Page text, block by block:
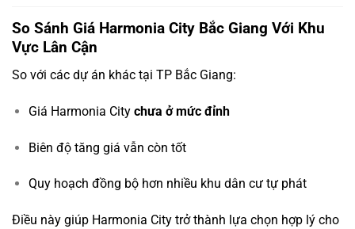
So Sánh Giá Harmonia City Bắc Giang Với Khu
Vực Lân Cận
So với các dự án khác tại TP Bắc Giang:
Giá Harmonia City chưa ở mức đỉnh
Biên độ tăng giá vẫn còn tốt
Quy hoạch đồng bộ hơn nhiều khu dân cư tự phát
Điều này giúp Harmonia City trở thành lựa chọn hợp lý cho